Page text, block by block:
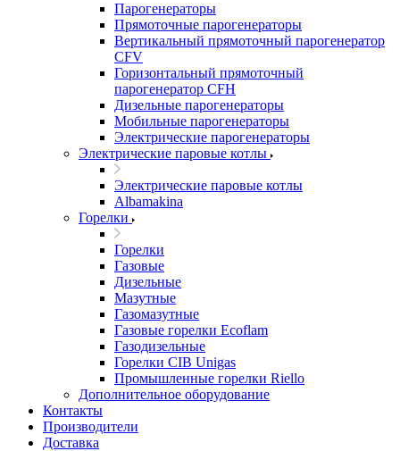
Парогенераторы
Прямоточные парогенераторы
Вертикальный прямоточный парогенератор
CFV
Горизонтальный прямоточный
парогенератор CFH
Дизельные парогенераторы
Мобильные парогенераторы
Электрические парогенераторы
Электрические паровые котлы
Электрические паровые котлы
Albamakina
Горелки
Горелки
Газовые
Дизельные
Мазутные
Газомазутные
Газовые горелки Ecoflam
Газодизельные
Горелки CIB Unigas
Промышленные горелки Riello
Дополнительное оборудование
Контакты
Производители
Доставка